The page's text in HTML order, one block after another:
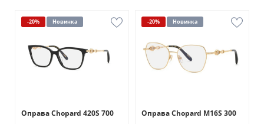
-20% Новинка
Оправа Chopard 420S 700
-20% Новинка
Оправа Chopard M16S 300